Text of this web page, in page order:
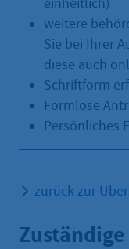
weitere
Sie bei Ihrer
diese auch
Schriftform
Formlose
Persönliches
zurück zur